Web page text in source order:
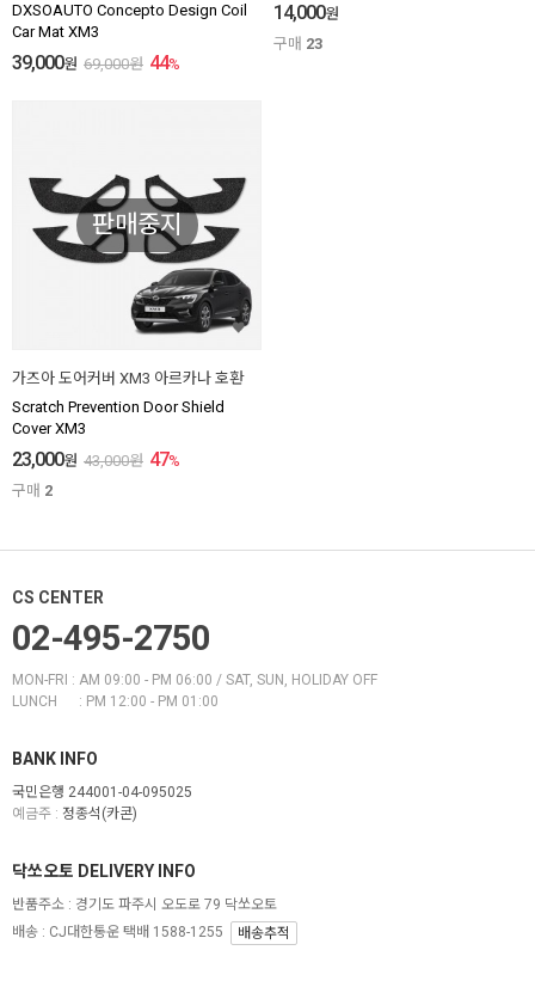
DXSOAUTO Concepto Design Coil
Car Mat XM3
39,000원 69,000원 44%
14,000원
구매 23
판매중지
가즈아 도어커버 XM3 아르카나 호환
Scratch Prevention Door Shield
Cover XM3
23,000원 43,000원 47%
구매 2
CS CENTER
02-495-2750
MON-FRI : AM 09:00 - PM 06:00 / SAT, SUN, HOLIDAY OFF
LUNCH : PM 12:00 - PM 01:00
BANK INFO
국민은행 244001-04-095025
예금주 : 정종석(카콘)
닥쏘오토 DELIVERY INFO
반품주소 : 경기도 파주시 오도로 79 닥쏘오토
배송 : CJ대한통운 택배 1588-1255
배송추적